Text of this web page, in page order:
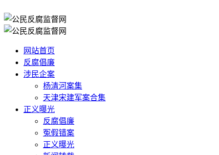
网站首页
反腐倡廉
涉民企案
杨清河案集
天津宋建军案合集
正义曝光
反腐倡廉
冤假错案
正义曝光